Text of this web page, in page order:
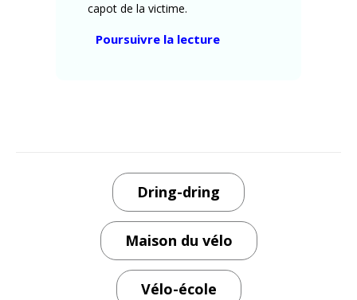
capot de la victime.
Poursuivre la lecture« Témoignage
sur
mer »
Dring-dring
Maison du vélo
Vélo-école